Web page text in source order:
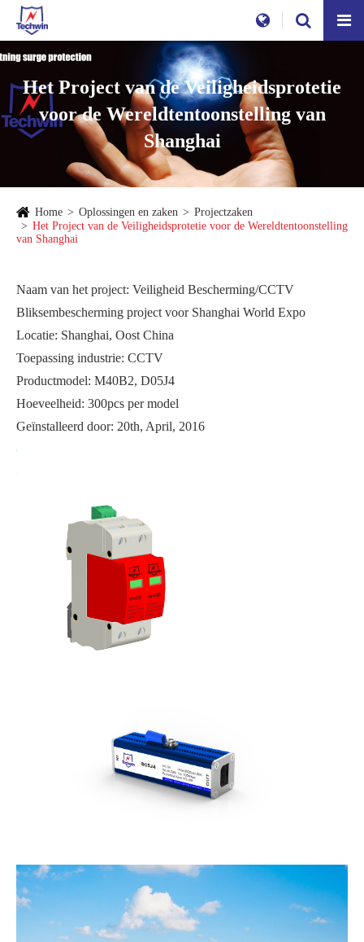
Het Project van de Veiligheidsprotetie
voor de Wereldtentoonstelling van
Shanghai
Home Oplossingen en zaken
Projectzaken
Het Project van de Veiligheidsprotetie voor de Wereldtentoonstelling
van Shanghai
Naam van het project: Veiligheid Bescherming/CCTV
Bliksembescherming project voor Shanghai World Expo
Locatie: Shanghai, Oost China
Toepassing industrie: CCTV
Productmodel: M40B2, D05J4
Hoeveelheid: 300pcs per model
Geïnstalleerd door: 20th, April, 2016